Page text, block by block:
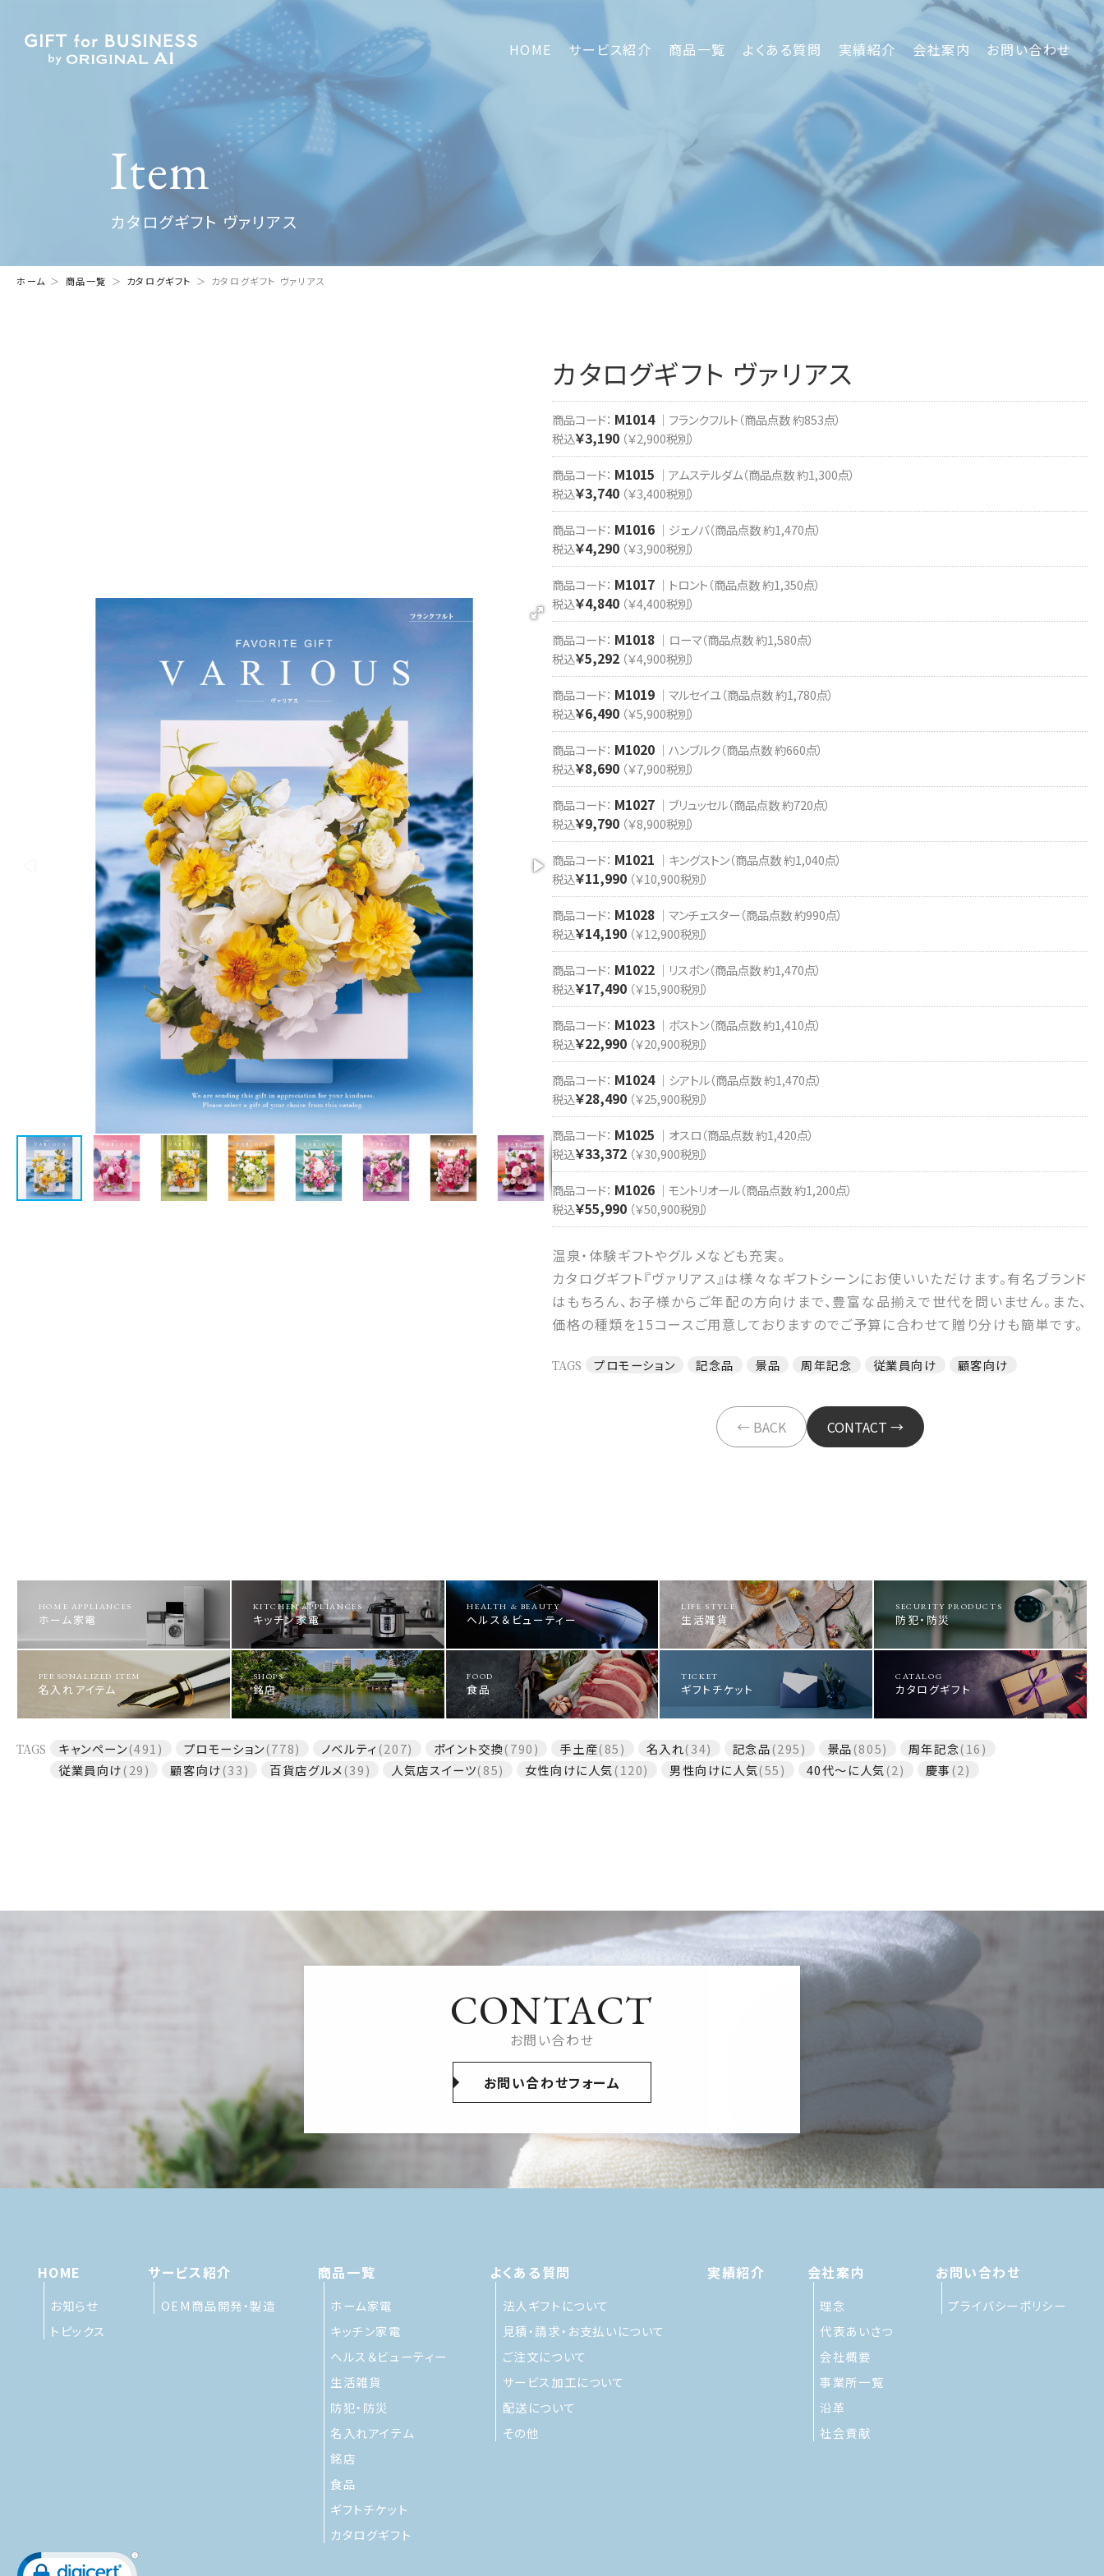
HOME サービス紹介 商品一覧 よくある質問 実績紹介 会社案内 お問い合わせ
Item
カタログギフト ヴァリアス
ホーム 商品一覧 カタログギフト カタログギフト ヴァリアス
カタログギフト ヴァリアス
商品コード： M1014｜フランクフルト（商品点数 約853点）
税込￥3,190 （￥2,900税別）
商品コード： M1015 ｜アムステルダム（商品点数 約1,300点）
税込￥3,740 （￥3,400税別）
商品コード： M1016 ｜ジェノバ（商品点数 約1,470点）
税込￥4,290 （￥3,900税別）
商品コード： M1017 ｜トロント（商品点数 約1,350点）
税込￥4,840 （￥4,400税別）
商品コード： M1018 ｜ローマ（商品点数 約1,580点）
税込￥5,292 （￥4,900税別）
商品コード： M1019 ｜マルセイユ（商品点数 約1,780点）
税込￥6,490 （￥5,900税別）
商品コード： M1020 ｜ハンブルク（商品点数 約660点）
税込￥8,690 （￥7,900税別）
商品コード： M1027 ｜ブリュッセル（商品点数 約720点）
税込￥9,790 （￥8,900税別）
商品コード： M1021 ｜キングストン（商品点数 約1,040点）
税込￥11,990 （￥10,900税別）
商品コード： M1028 ｜マンチェスター（商品点数 約990点）
税込￥14,190 （￥12,900税別）
商品コード： M1022 ｜リスボン（商品点数 約1,470点）
税込￥17,490 （￥15,900税別）
商品コード： M1023 ｜ボストン（商品点数 約1,410点）
税込￥22,990 （￥20,900税別）
商品コード： M1024｜シアトル（商品点数 約1,470点）
税込￥28,490 （￥25,900税別）
商品コード： M1025 ｜オスロ（商品点数 約1,420点）
税込￥33,372 （￥30,900税別）
商品コード： M1026 ｜モントリオール（商品点数 約1,200点）
税込￥55,990 （￥50,900税別）
温泉・体験ギフトやグルメなども充実。
カタログギフト『ヴァリアス』は様々なギフトシーンにお使いいただけます。有名ブランド
はもちろん、お子様からご年配の方向けまで、豊富な品揃えで世代を問いません。また、
価格の種類を15コースご用意しておりますのでご予算に合わせて贈り分けも簡単です。
TAGS プロモーション 記念品 景品 周年記念 従業員向け 顧客向け
← BACK CONTACT →
HOME APPLIANCES
ホーム家電
KITCHEN APPLIANCES
キッチン家電
HEALTH & BEAUTY
ヘルス＆ビューティー
LIFE STYLE
生活雑貨
SECURITY PRODUCTS
防犯・防災
PERSONALIZED ITEM
名入れアイテム
SHOPS
銘店
FOOD
食品
TICKET
ギフトチケット
CATALOG
カタログギフト
TAGS キャンペーン(491) プロモーション(778) ノベルティ(207) ポイント交換(790) 手土産(85) 名入れ(34) 記念品(295) 景品(805) 周年記念(16)
従業員向け(29) 顧客向け(33) 百貨店グルメ(39) 人気店スイーツ(85) 女性向けに人気(120) 男性向けに人気(55) 40代～に人気(2) 慶事(2)
CONTACT
お問い合わせ
お問い合わせフォーム
HOME
お知らせ
トピックス
サービス紹介
OEM商品開発・製造
商品一覧
ホーム家電
キッチン家電
ヘルス＆ビューティー
生活雑貨
防犯・防災
名入れアイテム
銘店
食品
ギフトチケット
カタログギフト
よくある質問
法人ギフトについて
見積・請求・お支払いについて
ご注文について
サービス加工について
配送について
その他
実績紹介 会社案内
理念
代表あいさつ
会社概要
事業所一覧
沿革
社会貢献
お問い合わせ
プライバシーポリシー